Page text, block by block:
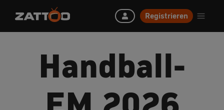
Registrieren
Handball-